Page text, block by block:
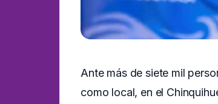
Ante más de siete mil
como local, en el